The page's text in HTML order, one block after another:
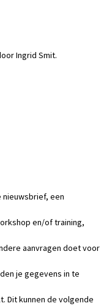
Ingrid Smit.
nieuwsbrief, een
en/of training,
aanvragen doet voor
je gegevens in te
Dit kunnen de volgende